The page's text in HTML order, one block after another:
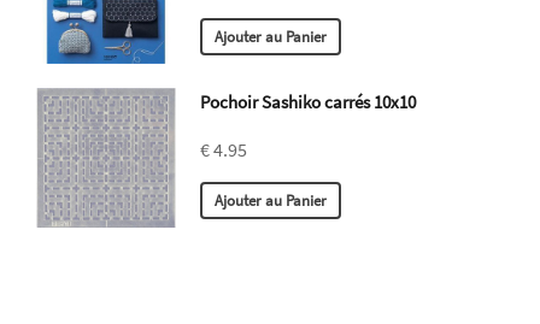
Pochoir Sashiko carrés 10x10
€ 4.95